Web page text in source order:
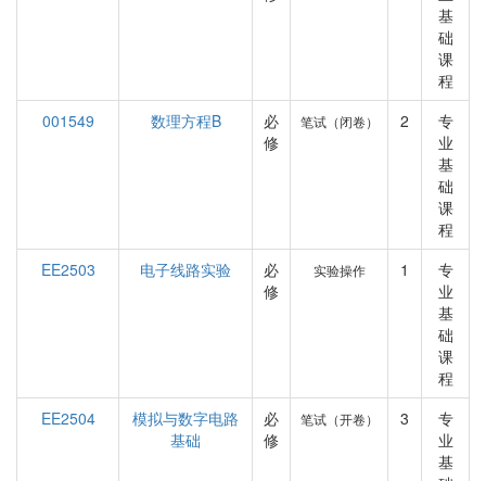
基
础
课
程
001549
数理方程B
必
修
笔试（闭卷） 2
专
业
基
础
课
程
EE2503
电子线路实验
必
修
实验操作 1
专
业
基
础
课
程
EE2504
模拟与数字电路
基础
必
修
笔试（开卷） 3
专
业
基